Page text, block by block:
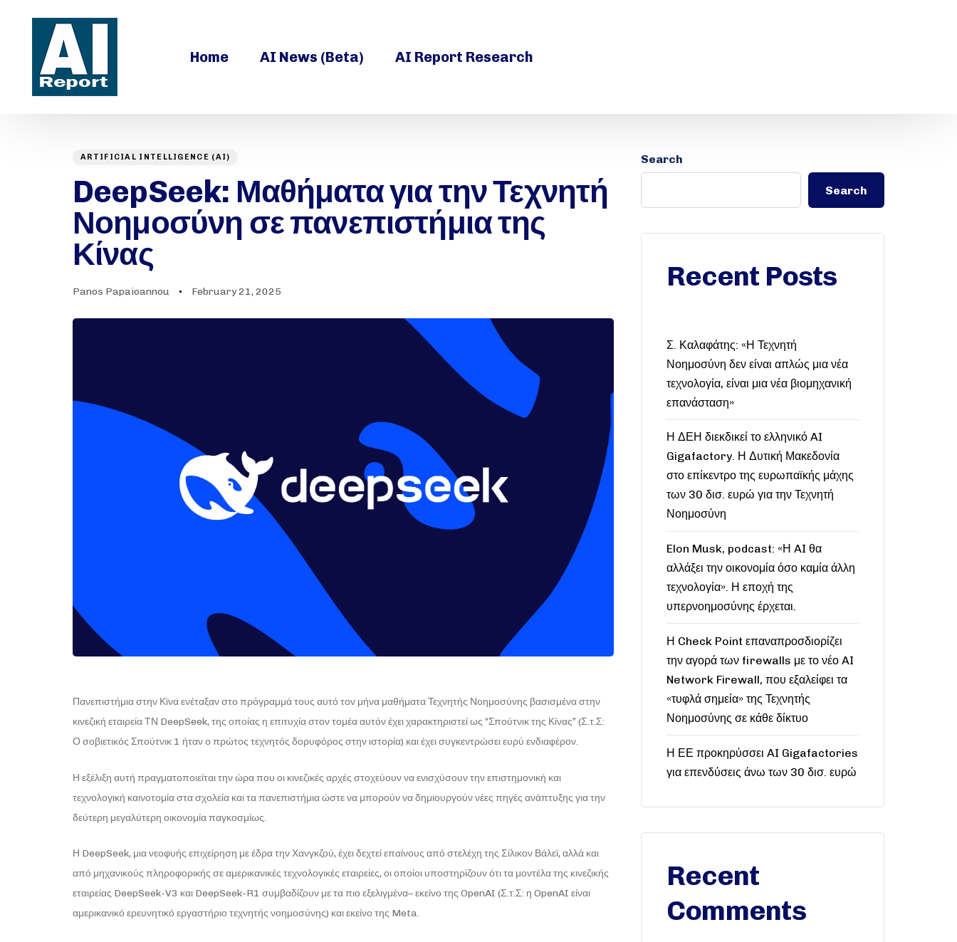
Home AI News (Beta) AI Report Research
PUBLISHED
IN:
ARTIFICIAL INTELLIGENCE (AI)
DeepSeek: Μαθήματα για την Τεχνητή
Νοημοσύνη σε πανεπιστήμια της
Κίνας
Author
Panos Papaioannou
Published
on:
February 21, 2025
Πανεπιστήμια στην Κϊνα ενέταξαν στο πρόγραμμά τους αυτό τον μήνα μαθήματα Τεχνητής Νοημοσύνης βασισμένα στην
κινεζική εταιρεία ΤΝ DeepSeek, της οποίας η επιτυχία στον τομέα αυτόν έχει χαρακτηριστεί ως “Σπούτνικ της Κίνας” (Σ.τ.Σ:
Ο σοβιετικός Σπούτνικ 1 ήταν ο πρώτος τεχνητός δορυφόρος στην ιστορία) και έχει συγκεντρώσει ευρύ ενδιαφέρον.
Η εξέλιξη αυτή πραγματοποιείται την ώρα που οι κινεζικές αρχές στοχεύουν να ενισχύσουν την επιστημονική και
τεχνολογική καινοτομία στα σχολεία και τα πανεπιστήμια ώστε να μπορούν να δημιουργούν νέες πηγές ανάπτυξης για την
δεύτερη μεγαλύτερη οικονομία παγκοσμίως.
Η DeepSeek, μια νεοφυής επιχείρηση με έδρα την Χανγκζού, έχει δεχτεί επαίνους από στελέχη της Σίλικον Βάλεϊ, αλλά και
από μηχανικούς πληροφορικής σε αμερικανικές τεχνολογικές εταιρείες, οι οποίοι υποστηρίζουν ότι τα μοντέλα της κινεζικής
εταιρείας DeepSeek-V3 και DeepSeek-R1 συμβαδίζουν με τα πιο εξελιγμένα– εκείνο της OpenAI (Σ.τ.Σ: η OpenAI είναι
αμερικανικό ερευνητικό εργαστήριο τεχνητής νοημοσύνης) και εκείνο της Meta.
Search
Search
Recent Posts
Σ. Καλαφάτης: «Η Τεχνητή
Νοημοσύνη δεν είναι απλώς μια νέα
τεχνολογία, είναι μια νέα βιομηχανική
επανάσταση»
Η ΔΕΗ διεκδικεί το ελληνικό AI
Gigafactory. Η Δυτική Μακεδονία
στο επίκεντρο της ευρωπαϊκής μάχης
των 30 δισ. ευρώ για την Τεχνητή
Νοημοσύνη
Elon Musk, podcast: «Η AI θα
αλλάξει την οικονομία όσο καμία άλλη
τεχνολογία». Η εποχή της
υπερνοημοσύνης έρχεται.
Η Check Point επαναπροσδιορίζει
την αγορά των firewalls με το νέο AI
Network Firewall, που εξαλείφει τα
«τυφλά σημεία» της Τεχνητής
Νοημοσύνης σε κάθε δίκτυο
Η ΕΕ προκηρύσσει AI Gigafactories
για επενδύσεις άνω των 30 δισ. ευρώ
Recent
Comments